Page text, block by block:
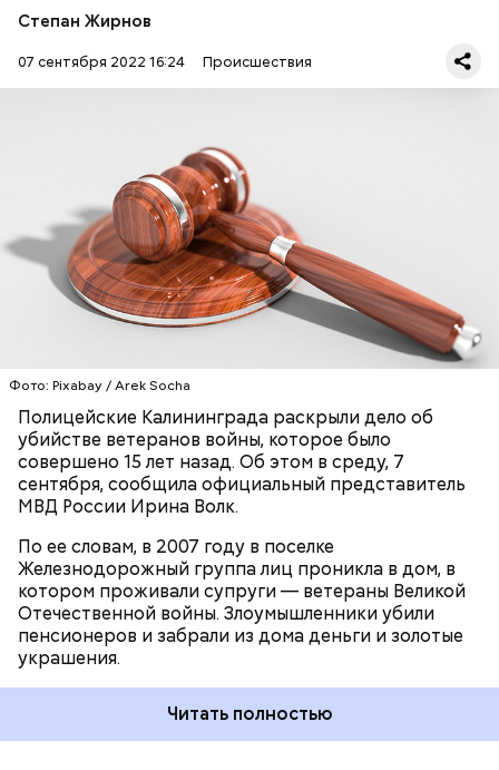
Степан Жирнов
07 сентября 2022 16:24 Происшествия
Фото: Pixabay / Arek Socha
Полицейские Калининграда раскрыли дело об
убийстве ветеранов войны, которое было
совершено 15 лет назад. Об этом в среду, 7
сентября, сообщила официальный представитель
МВД России Ирина Волк.
По ее словам, в 2007 году в поселке
Железнодорожный группа лиц проникла в дом, в
котором проживали супруги — ветераны Великой
Отечественной войны. Злоумышленники убили
пенсионеров и забрали из дома деньги и золотые
украшения.
По факту преступления было возбуждено
уголовное дело по статье «Убийство двух и более
лиц».
Читать полностью
ПЕНСИОНЕРЫ
КАЛИНИНГРАДСКАЯ ОБЛАСТЬ
УБИЙСТВА
УГОЛОВНЫЕ ДЕЛА